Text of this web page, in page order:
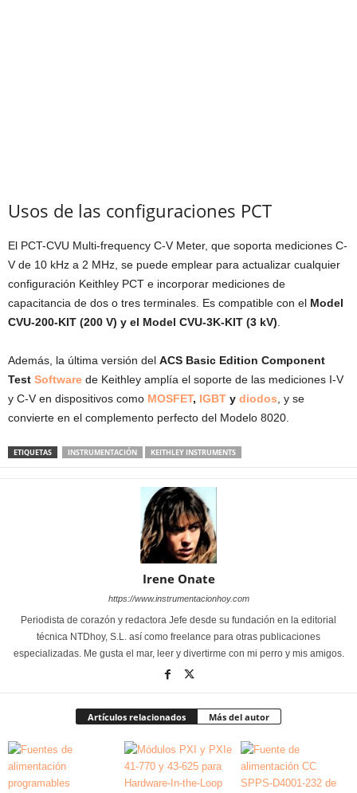
Usos de las configuraciones PCT
El PCT-CVU Multi-frequency C-V Meter, que soporta mediciones C-
V de 10 kHz a 2 MHz, se puede emplear para actualizar cualquier
configuración Keithley PCT e incorporar mediciones de
capacitancia de dos o tres terminales. Es compatible con el Model
CVU-200-KIT (200 V) y el Model CVU-3K-KIT (3 kV)
Además, la última versión del ACS Basic Edition Component
Test Software de Keithley amplía el soporte de las mediciones I-V
y C-V en dispositivos como MOSFET, IGBT y diodos , y se
convierte en el complemento perfecto del Modelo 8020.
ETIQUETAS INSTRUMENTACIÓN KEITHLEY INSTRUMENTS
Irene Onate
https://www.instrumentacionhoy.com
Periodista de corazón y redactora Jefe desde su fundación en la editorial
técnica NTDhoy, S.L. así como freelance para otras publicaciones
especializadas. Me gusta el mar, leer y divertirme con mi perro y mis amigos.
Artículos relacionados Más del autor